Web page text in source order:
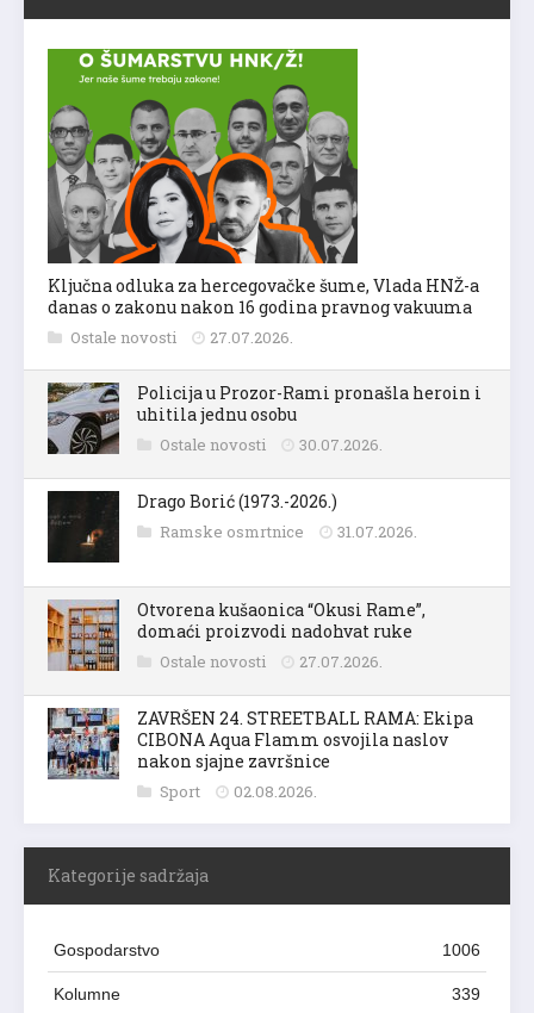
Ključna odluka za hercegovačke šume, Vlada HNŽ-a
danas o zakonu nakon 16 godina pravnog vakuuma
Ostale novosti 27.07.2026.
Policija u Prozor-Rami pronašla heroin i
uhitila jednu osobu
Ostale novosti 30.07.2026.
Drago Borić (1973.-2026.)
Ramske osmrtnice 31.07.2026.
Otvorena kušaonica “Okusi Rame”,
domaći proizvodi nadohvat ruke
Ostale novosti 27.07.2026.
ZAVRŠEN 24. STREETBALL RAMA: Ekipa
CIBONA Aqua Flamm osvojila naslov
nakon sjajne završnice
Sport 02.08.2026.
Kategorije sadržaja
Gospodarstvo 1006
Kolumne 339